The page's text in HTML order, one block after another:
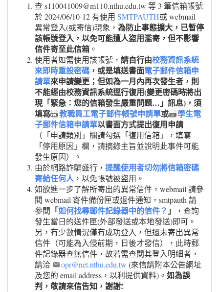
查 s110041009@m110.nthu.edu.tw 等 3 筆信箱帳號
於 2024/06/10-12 有使用 SMTPAUTH或 webmail
異常登入(或寄信)現象， 為防止事態擴大，已暫停
該帳號登入，以免可能遭人盜用濫寄，但不影響
信件寄至此信箱 。
使用者如需使用該帳號， 請自行由校務資訊系統
來即時重設密碼 ，或是填送書面電子郵件信箱申
請單來申請變更；但如為一月內再次發生者，則
不能經由校務資訊系統逕行復用(變更密碼時將出
現「緊急：您的信箱發生嚴重問題…」訊息)，須
填寫
教職員工電子郵件帳號申請單或
學生電
子郵件信箱申請單以書面方式提出復用申請
（「申請類別」欄請勾選「復用信箱」，填寫
「停用原因」欄，請摘錄主旨並說明此事件可能
發生原因）。
由於網路詐騙盛行， 提醒使用者切勿將信箱密碼
寄給任何人 ，以免帳號被盜用。
如欲進一步了解所寄出的異常信件，webmail 請參
閱 webmail 寄件備份匣或退件通知，smtpauth 請
參閱 「如何找尋郵件記錄器中的信件？ 」
，查詢
發生當日的送件匣(外部發送或本地發送)即可。
另，有少數情況僅有成功登入，但還未寄出異常
信件（可能為入侵前期，日後才發信），此時郵
件記錄器查無信件，故若需查閱其登入明細者，
請洽
opr@net.nthu.edu.tw (來信請附本公告網址
及您的 email address，以利提供資料)。 如為誤
判，敬請來信告知，謝謝!